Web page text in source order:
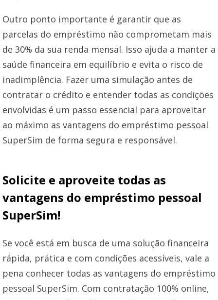
Outro ponto importante é garantir que as
parcelas do empréstimo não comprometam mais
de 30% da sua renda mensal. Isso ajuda a manter a
saúde financeira em equilíbrio e evita o risco de
inadimplência. Fazer uma simulação antes de
contratar o crédito e entender todas as condições
envolvidas é um passo essencial para aproveitar
ao máximo as vantagens do empréstimo pessoal
SuperSim de forma segura e responsável.
Solicite e aproveite todas as
vantagens do empréstimo pessoal
SuperSim!
Se você está em busca de uma solução financeira
rápida, prática e com condições acessíveis, vale a
pena conhecer todas as vantagens do empréstimo
pessoal SuperSim. Com contratação 100% online,